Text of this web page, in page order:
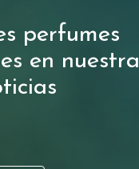
perfumes
en nuestra